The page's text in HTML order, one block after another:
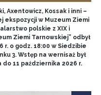
Axentowicz, Kossak i inni –
ekspozycji w Muzeum Ziemi
polskie z XIX i
Ziemi Tarnowskiej” odbył
r. o godz. 18:00 w Siedzibie
3. Wstęp na wernisaż był
do 11 października 2026 r.